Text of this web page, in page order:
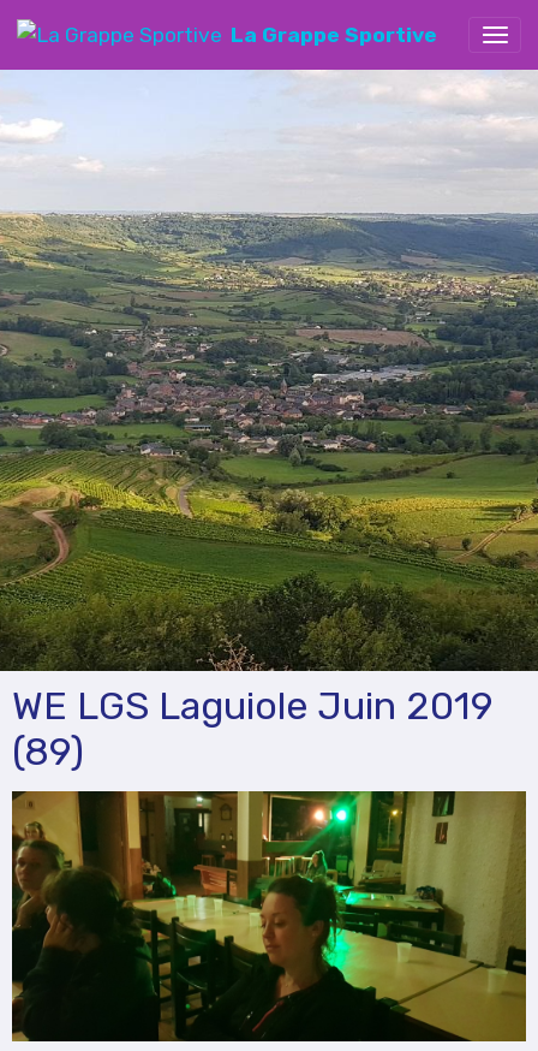
La Grappe Sportive
WE LGS Laguiole Juin 2019
(89)